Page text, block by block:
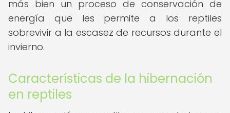
más bien un proceso de conservación de
energía que les permite a los reptiles
sobrevivir a la escasez de recursos durante el
invierno.
Características de la hibernación
en reptiles